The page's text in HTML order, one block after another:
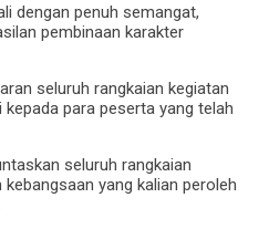
dengan penuh semangat,
pembinaan karakter
seluruh rangkaian kegiatan
para peserta yang telah
seluruh rangkaian
yang kalian peroleh